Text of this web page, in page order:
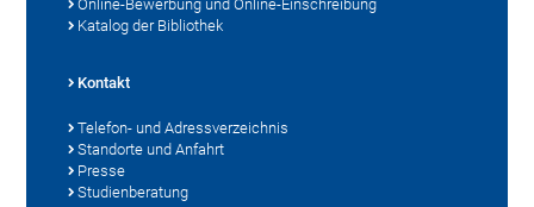
Online-Bewerbung und Online-Einschreibung
Katalog der Bibliothek
Kontakt
Telefon- und Adressverzeichnis
Standorte und Anfahrt
Presse
Studienberatung